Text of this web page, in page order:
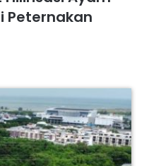
Peternakan